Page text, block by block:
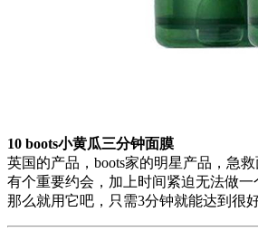
10 boots小黄瓜三分钟面膜
英国的产品，boots家的明星产品，急
有个重要约会，加上时间紧迫无法做一
那么就用它吧，只需3分钟就能达到很